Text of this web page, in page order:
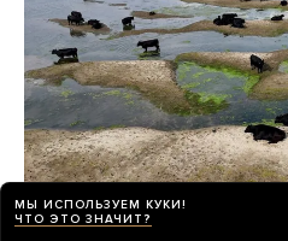
МЫ ИСПОЛЬЗУЕМ КУКИ!
ЧТО ЭТО ЗНАЧИТ?